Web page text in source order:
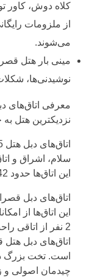
کلاه دوش، کاور
از ملزومات
می‌شوند.
مینی بار هتل
نوشیدنی‌ها،
معرفی اتاق‌های
نزدیکترین هتل
سلام، اشراق و
این اتاق‌ها حدود 42 متر و با ظرفیت 2 نفر است.
اتاق‌های دبل
این اتاق‌ها از
2 نفر از اتاقی
اتاق‌های دبل
است. تخت بزرگ
چیدمان اصولی و